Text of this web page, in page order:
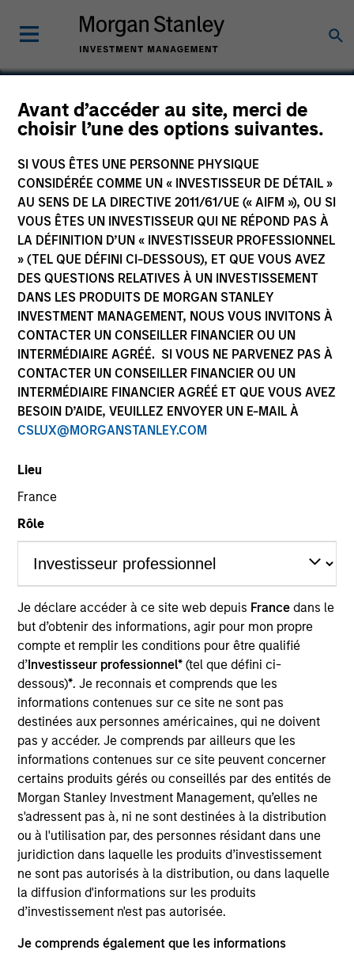
Avant d’accéder au site, merci de
choisir l’une des options suivantes.
SI VOUS ÊTES UNE PERSONNE PHYSIQUE
CONSIDÉRÉE COMME UN « INVESTISSEUR DE DÉTAIL »
AU SENS DE LA DIRECTIVE 2011/61/UE (« AIFM »), OU SI
VOUS ÊTES UN INVESTISSEUR QUI NE RÉPOND PAS À
LA DÉFINITION D’UN « INVESTISSEUR PROFESSIONNEL
» (TEL QUE DÉFINI CI-DESSOUS), ET QUE VOUS AVEZ
DES QUESTIONS RELATIVES À UN INVESTISSEMENT
DANS LES PRODUITS DE MORGAN STANLEY
INVESTMENT MANAGEMENT, NOUS VOUS INVITONS À
CONTACTER UN CONSEILLER FINANCIER OU UN
INTERMÉDIAIRE AGRÉÉ. SI VOUS NE PARVENEZ PAS À
CONTACTER UN CONSEILLER FINANCIER OU UN
INTERMÉDIAIRE FINANCIER AGRÉÉ ET QUE VOUS AVEZ
BESOIN D’AIDE, VEUILLEZ ENVOYER UN E-MAIL À
CSLUX@MORGANSTANLEY.COM
Lieu
France
Rôle
Je déclare accéder à ce site web depuis France dans le
but d’obtenir des informations, agir pour mon propre
compte et remplir les conditions pour être qualifié
d’Investisseur professionnel*(tel que défini ci-
dessous)*. Je reconnais et comprends que les
informations contenues sur ce site ne sont pas
destinées aux personnes américaines, qui ne doivent
pas y accéder. Je comprends par ailleurs que les
informations contenues sur ce site peuvent concerner
certains produits gérés ou conseillés par des entités de
Morgan Stanley Investment Management, qu’elles ne
s'adressent pas à, ni ne sont destinées à la distribution
ou à l'utilisation par, des personnes résidant dans une
juridiction dans laquelle les produits d’investissement
ne sont pas autorisés à la distribution, ou dans laquelle
la diffusion d'informations sur les produits
d’investissement n'est pas autorisée.
Je comprends également que les informations
Anhui One & Only
Healthcare
COUNTRY
China
Invested on
Jul 2018
Transaction Type
Minority
Anhui One & Only is a leading medical beauty
hospital chain offering a diversified portfolio of
services with particular strength in its surgical
procedures. The One & Only brand is well
recognized by local customers as a symbol for
quality, service and safety.
Investment Team
Morgan Stanley Private Equity Asia